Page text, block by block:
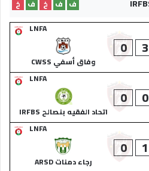
ف ف خ ف
خ
LNFA
3
0
وفاق أسفي CWSS
LNFA
0
0
اتحاد الفقيه بنصالح IRFBS
LNFA
1
0
رجاء دمنات ARSD